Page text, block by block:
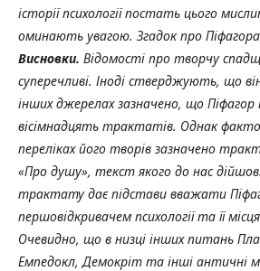
історії психології постать цього
оминають увагою. Згадок про
Висновки. Відомості про творчу
суперечливі. Іноді стверджують, що
інших джерелах зазначено, що
вісімнадцять трактатів. Однак
переліках його творів зазначено
«Про душу», текст якого до нас
трактату дає підстави вважати
першовідкривачем психології та її
Очевидно, що в низці інших питань
Емпедокл, Демокріт та інші античні